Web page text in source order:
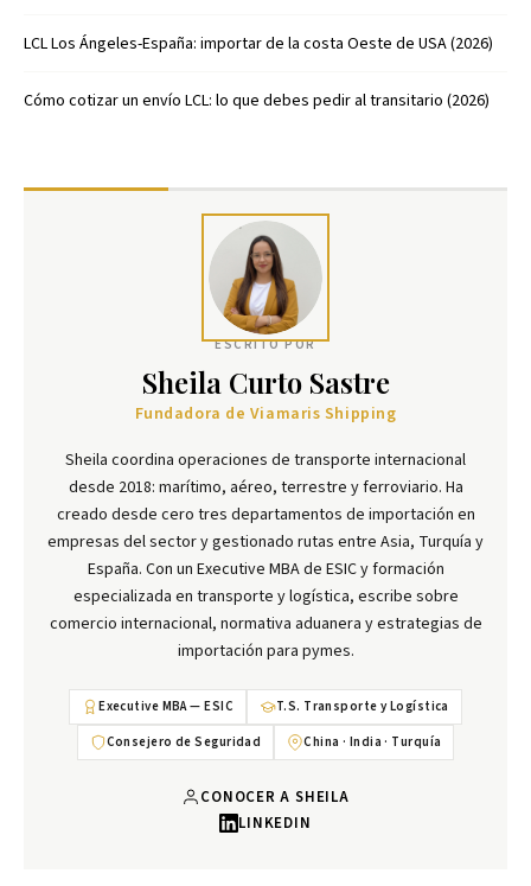
LCL Los Ángeles-España: importar de la costa Oeste de USA (2026)
Cómo cotizar un envío LCL: lo que debes pedir al transitario (2026)
ESCRITO POR
Sheila Curto Sastre
Fundadora de Viamaris Shipping
Sheila coordina operaciones de transporte internacional
desde 2018: marítimo, aéreo, terrestre y ferroviario. Ha
creado desde cero tres departamentos de importación en
empresas del sector y gestionado rutas entre Asia, Turquía y
España. Con un Executive MBA de ESIC y formación
especializada en transporte y logística, escribe sobre
comercio internacional, normativa aduanera y estrategias de
importación para pymes.
Executive MBA — ESIC
T.S. Transporte y Logística
Consejero de Seguridad
China · India · Turquía
CONOCER A SHEILA
LINKEDIN